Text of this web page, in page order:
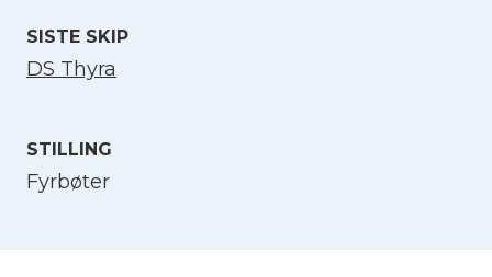
SISTE SKIP
DS Thyra
STILLING
Fyrbøter
Velg språk